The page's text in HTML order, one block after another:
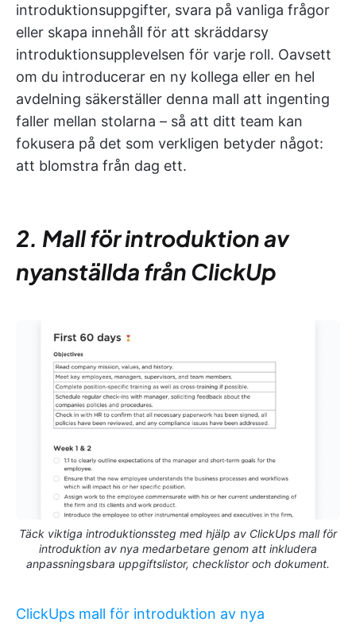
introduktionsuppgifter, svara på vanliga frågor
eller skapa innehåll för att skräddarsy
introduktionsupplevelsen för varje roll. Oavsett
om du introducerar en ny kollega eller en hel
avdelning säkerställer denna mall att ingenting
faller mellan stolarna – så att ditt team kan
fokusera på det som verkligen betyder något:
att blomstra från dag ett.
2. Mall för introduktion av
nyanställda från ClickUp
Täck viktiga introduktionssteg med hjälp av ClickUps mall för
introduktion av nya medarbetare genom att inkludera
anpassningsbara uppgiftslistor, checklistor och dokument.
ClickUps mall för introduktion av nya